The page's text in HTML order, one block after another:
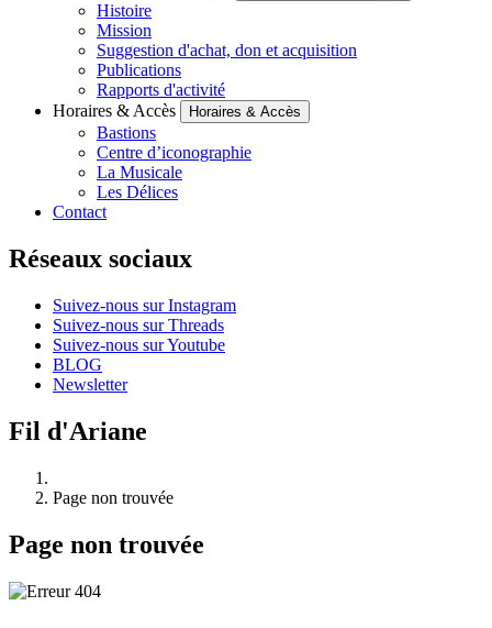
Histoire
Mission
Suggestion d'achat, don et acquisition
Publications
Rapports d'activité
Horaires & Accès
Horaires & Accès
Bastions
Centre d’iconographie
La Musicale
Les Délices
Contact
Réseaux sociaux
Suivez-nous sur Instagram
Suivez-nous sur Threads
Suivez-nous sur Youtube
BLOG
Newsletter
Fil d'Ariane
Page non trouvée
Page non trouvée